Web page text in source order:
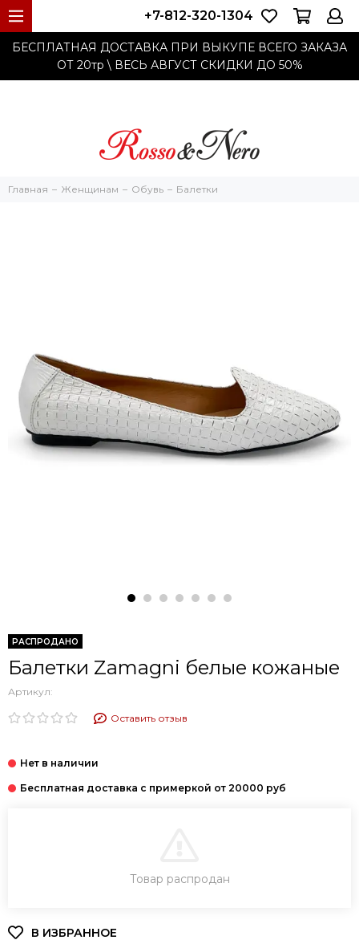
БЕСПЛАТНАЯ ДОСТАВКА ПРИ ВЫКУПЕ ВСЕГО ЗАКАЗА
ОТ 20тр \ ВЕСЬ АВГУСТ СКИДКИ ДО 50%
+7-812-320-1304
Главная Женщинам Обувь Балетки
РАСПРОДАНО
Балетки Zamagni белые кожаные
Артикул:
Оставить отзыв
КУПИТЬ В 1 КЛИК
Товар распродан